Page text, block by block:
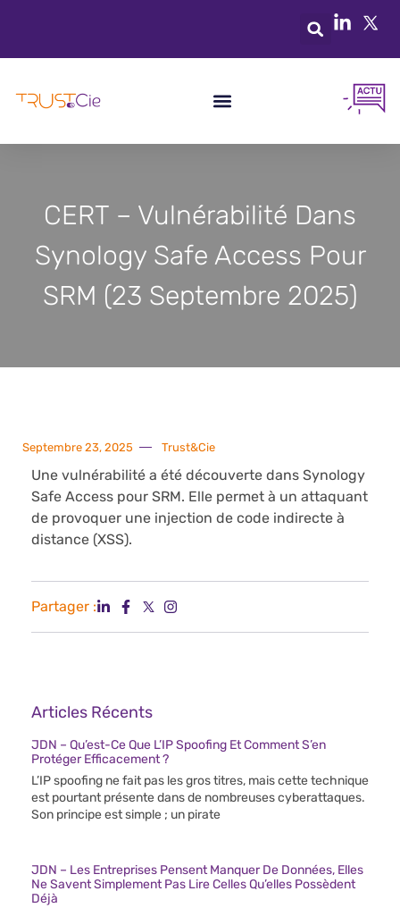
CERT – Vulnérabilité Dans
Synology Safe Access Pour
SRM (23 Septembre 2025)
Septembre 23, 2025 Trust&Cie
Une vulnérabilité a été découverte dans Synology
Safe Access pour SRM. Elle permet à un attaquant
de provoquer une injection de code indirecte à
distance (XSS).
Partager :
Articles Récents
JDN – Qu’est-Ce Que L’IP Spoofing Et Comment S’en
Protéger Efficacement ?
L’IP spoofing ne fait pas les gros titres, mais cette technique
est pourtant présente dans de nombreuses cyberattaques.
Son principe est simple ; un pirate
JDN – Les Entreprises Pensent Manquer De Données, Elles
Ne Savent Simplement Pas Lire Celles Qu’elles Possèdent
Déjà